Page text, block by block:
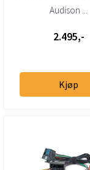
4 Ohm (stk)
Audison ...
2.495,-
Kjøp